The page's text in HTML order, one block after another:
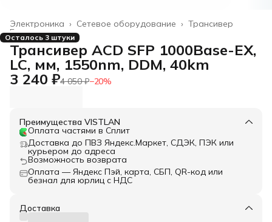
Трансивер
Сетевое оборудование ›
Электроника ›
Главная ›
Осталось 3 штуки
Трансивер ACD SFP 1000Base-EX,
LC, мм, 1550nm, DDM, 40km
3 240 ₽4 050 ₽−20%
Преимущества VISTLAN
Оплата частями в Сплит
Доставка до ПВЗ Яндекс.Маркет, СДЭК, ПЭК или
курьером до адреса
Возможность возврата
Оплата — Яндекс Пэй, карта, СБП, QR-код или
безнал для юрлиц с НДС
Доставка